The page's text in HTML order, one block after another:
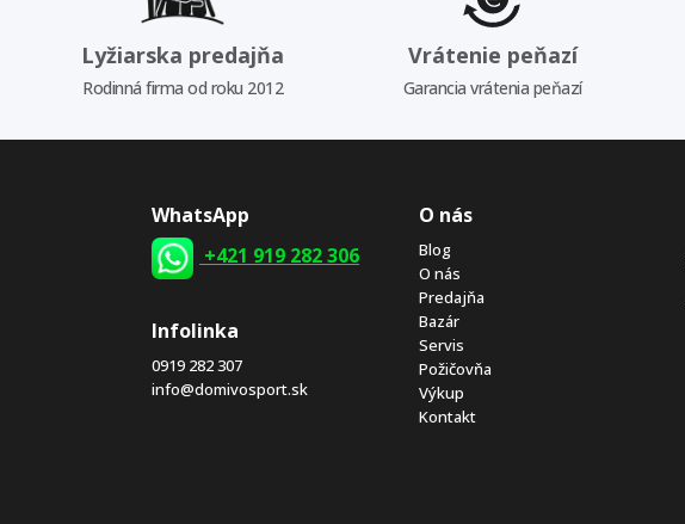
Lyžiarska predajňa
Rodinná firma od roku 2012
Vrátenie peňazí
Garancia vrátenia peňazí
WhatsApp
+421 919 282 306
Infolinka
0919 282 307
info@domivosport.sk
O nás
Blog
O nás
Predajňa
Bazár
Servis
Požičovňa
Výkup
Kontakt